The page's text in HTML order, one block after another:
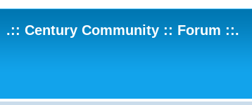
.:: Century Community :: Forum ::.